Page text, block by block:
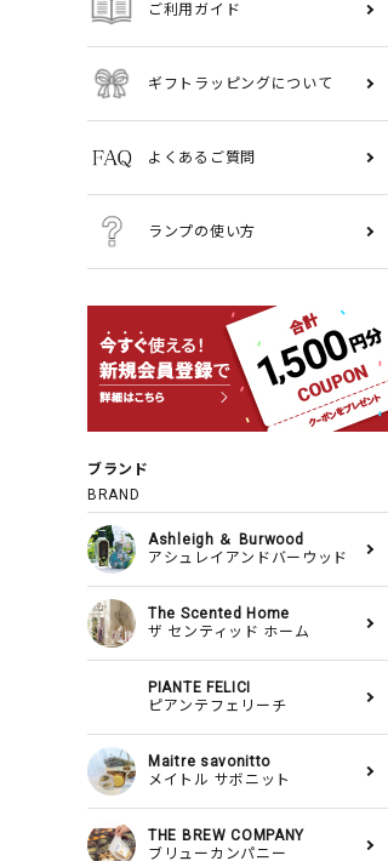
ご利用ガイド
ギフトラッピングについて
よくあるご質問
ランプの使い方
ブランド
BRAND
Ashleigh ＆ Burwood
アシュレイアンドバーウッド
The Scented Home
ザ センティッド ホーム
PIANTE FELICI
ピアンテフェリーチ
Maitre savonitto
メイトル サボニット
THE BREW COMPANY
ブリューカンパニー